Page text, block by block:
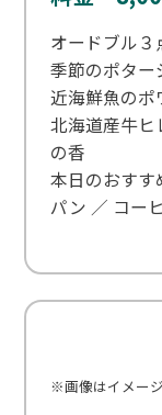
オードブル３
季節のポター
近海鮮魚のポ
北海道産牛ヒ
の香
本日のおす
パン ／ コー
※画像はイメージ